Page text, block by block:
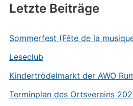
Letzte Beiträge
Sommerfest (Fête de la
Leseclub
Kindertrödelmarkt der AWO
Terminplan des Ortsvereins